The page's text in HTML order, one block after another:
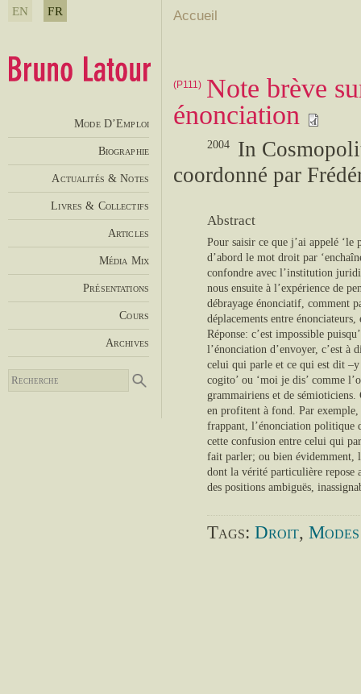
Accueil
(P111) Note brève
énonciation
2004
In
coordonné par
Abstract
Pour saisir ce que j’ai appelé ‘le
d’abord le mot droit par
confondre avec l’institution
nous ensuite à l’expérience de
débrayage énonciatif, comment
déplacements entre énonciateurs,
Réponse: c’est impossible
l’énonciation d’envoyer, c’est à
celui qui parle et ce qui est dit –y
cogito’ ou ‘moi je dis’ comme
grammairiens et de sémioticiens.
en profitent à fond. Par
frappant, l’énonciation politique
cette confusion entre celui qui
fait parler; ou bien évidemment,
dont la vérité particulière repose
des positions ambiguës,
Tags: Droit,
EN FR
Mode D’Emploi
Biographie
Actualités & Notes
Livres & Collectifs
Articles
Média Mix
Présentations
Cours
Archives